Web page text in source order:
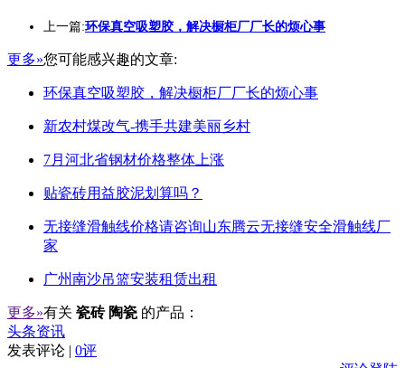
上一篇:环保真空吸塑胶，解决橱柜厂厂长的烦心事
更多»您可能感兴趣的文章:
环保真空吸塑胶，解决橱柜厂厂长的烦心事
新农村煤改气-携手共建美丽乡村
7月河北省钢材价格整体上涨
贴瓷砖用益胶泥划算吗？
无接缝滑触线价格请咨询山东腾云无接缝安全滑触线厂
家
广州南沙吊篮安装租赁出租
更多»有关 瓷砖 陶瓷 的产品：
头条资讯
发表评论 | 0评